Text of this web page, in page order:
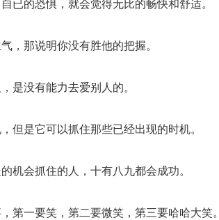
已的恐惧，就会觉得无比的畅快和舒适。
，那说明你没有胜他的把握。
是没有能力去爱别人的。
但是它可以抓住那些已经出现的时机。
机会抓住的人，十有八九都会成功。
第一要笑，第二要微笑，第三要哈哈大笑。